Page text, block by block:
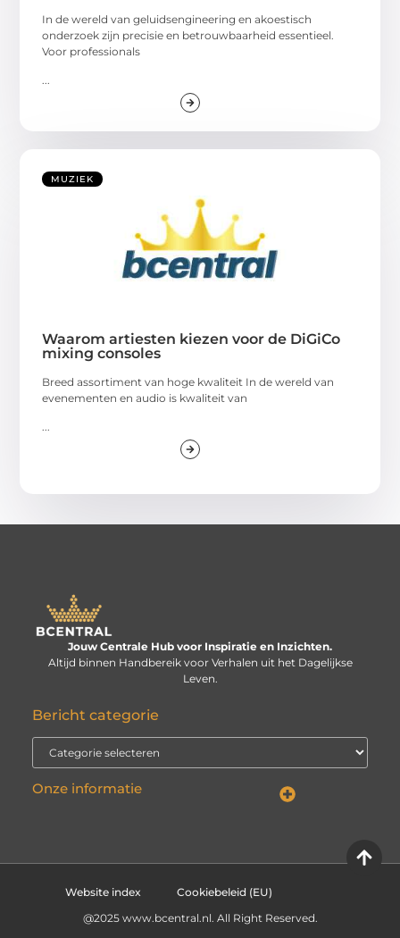
In de wereld van geluidsengineering en akoestisch
onderzoek zijn precisie en betrouwbaarheid essentieel.
Voor professionals
MUZIEK
Waarom artiesten kiezen voor de DiGiCo
mixing consoles
Breed assortiment van hoge kwaliteit In de wereld van
evenementen en audio is kwaliteit van
...
Jouw Centrale Hub voor Inspiratie en Inzichten.
Altijd binnen Handbereik voor Verhalen uit het Dagelijkse
Leven.
Bericht categorie
Onze informatie
Website index
Cookiebeleid (EU)
@2025 www.bcentral.nl. All Right Reserved.